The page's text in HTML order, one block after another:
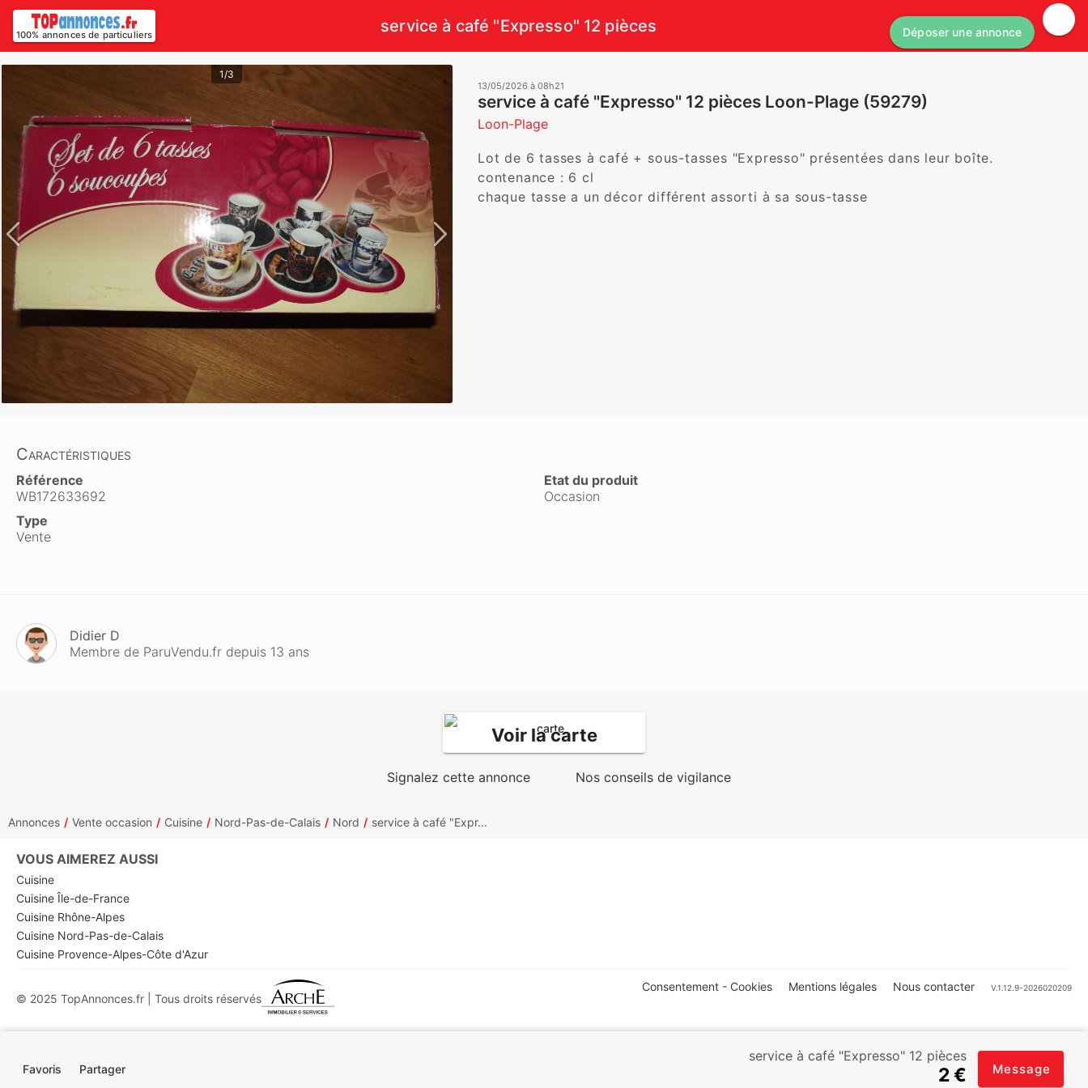
100% annonces de particuliers service à café "Expresso" 12 pièces Déposer une annonce
1/3
13/05/2026 à 08h21
service à café "Expresso" 12 pièces Loon-Plage (59279)
Loon-Plage
Lot de 6 tasses à café + sous-tasses "Expresso" présentées dans leur boîte.
contenance : 6 cl
chaque tasse a un décor différent assorti à sa sous-tasse
Caractéristiques
Référence
WB172633692
Etat du produit
Occasion
Type
Vente
Didier D
Membre de ParuVendu.fr depuis 13 ans
Voir la carte
Signalez cette annonce Nos conseils de vigilance
Favoris Partager
service à café "Expresso" 12 pièces
2 € Message
Annonces Vente occasion Cuisine Nord-Pas-de-Calais Nord service à café "Expr...
VOUS AIMEREZ AUSSI
Cuisine
Cuisine Île-de-France
Cuisine Rhône-Alpes
Cuisine Nord-Pas-de-Calais
Cuisine Provence-Alpes-Côte d'Azur
© 2025 TopAnnonces.fr | Tous droits réservés
Consentement - Cookies Mentions légales Nous contacter V.1.12.9-2026020209